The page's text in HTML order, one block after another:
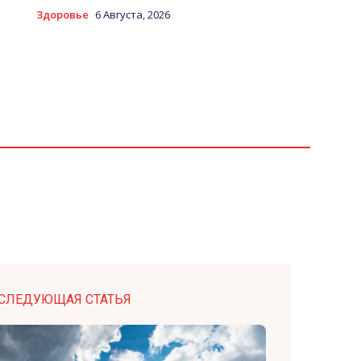
Здоровье 6 Августа, 2026
СТАТЬЯ